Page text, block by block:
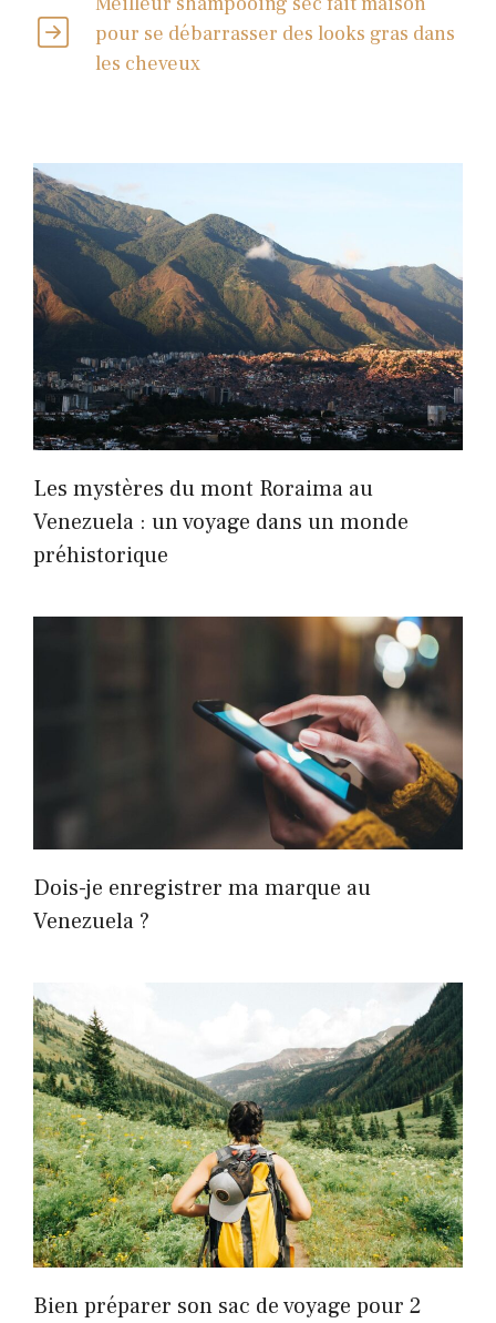
pour se débarrasser des looks gras dans
les cheveux
Les mystères du mont Roraima au
Venezuela : un voyage dans un monde
préhistorique
Dois-je enregistrer ma marque au
Venezuela ?
Bien préparer son sac de voyage pour 2